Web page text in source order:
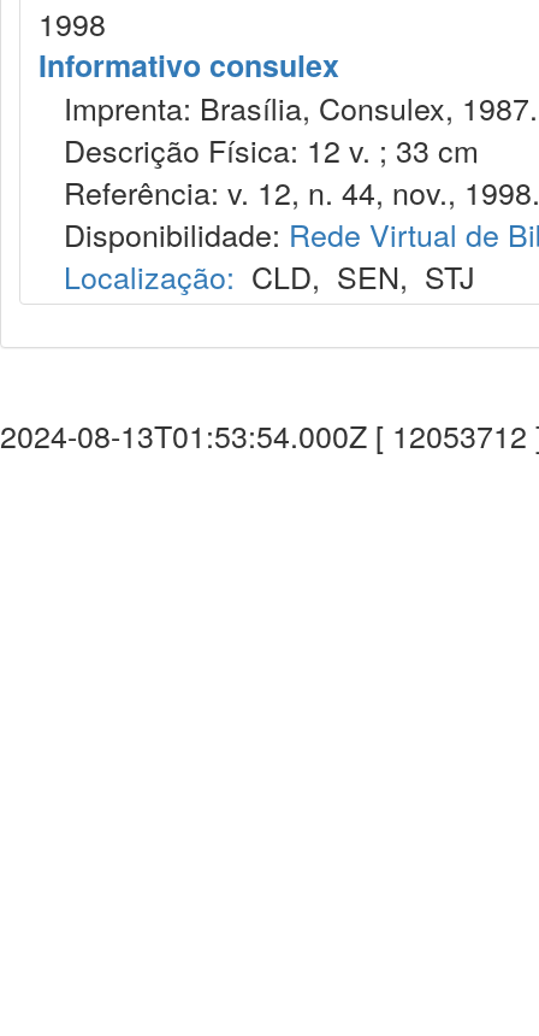
1998
Informativo consulex
Imprenta: Brasília, Consulex, 1987.
Descrição Física: 12 v. ; 33 cm
Referência: v. 12, n. 44, nov., 1998.
Disponibilidade: Rede Virtual de
Localização: CLD, SEN, STJ
2024-08-13T01:53:54.000Z [ 12053712